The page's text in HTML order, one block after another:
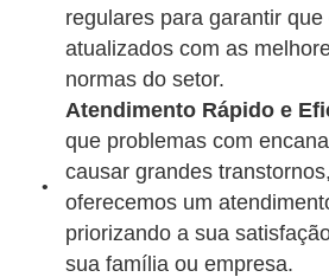
regulares para garantir
atualizados com as
normas do setor.
Atendimento Rápido e
que problemas com
causar grandes
oferecemos um
priorizando a sua
sua família ou empresa.